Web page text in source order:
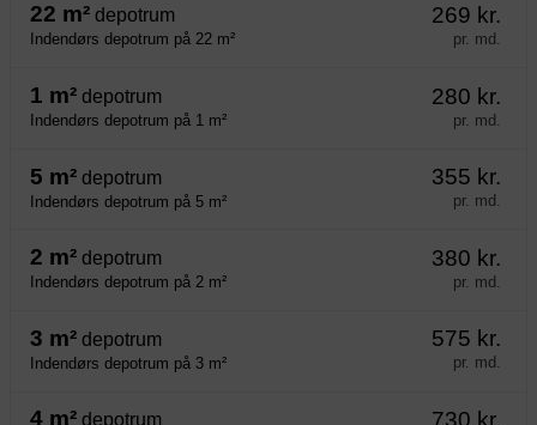
22 m² depotrum
Indendørs depotrum på 22 m²
269 kr.
pr. md.
1 m² depotrum
Indendørs depotrum på 1 m²
280 kr.
pr. md.
5 m² depotrum
Indendørs depotrum på 5 m²
355 kr.
pr. md.
2 m² depotrum
Indendørs depotrum på 2 m²
380 kr.
pr. md.
3 m² depotrum
Indendørs depotrum på 3 m²
575 kr.
pr. md.
4 m² depotrum 730 kr.